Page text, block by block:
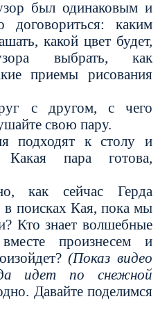
был одинаковым и
каким
какой цвет будет,
выбрать, как
приемы рисования
с другом, с чего
свою пару.
подходят к столу и
Какая пара готова,
как сейчас Герда
в поисках Кая, пока мы
Кто знает волшебные
произнесем и
(Показ видео
идет по снежной
Давайте поделимся